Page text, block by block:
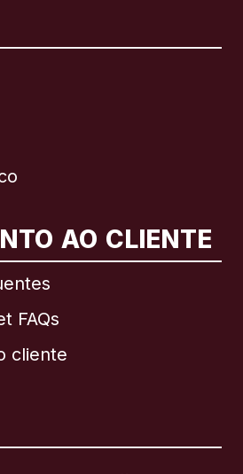
AO CLIENTE
FAQs
cliente
English